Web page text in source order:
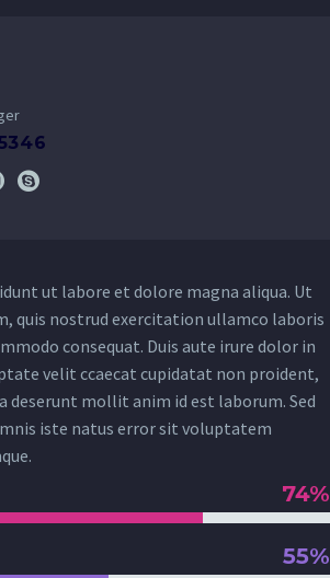
ut labore et dolore magna aliqua. Ut
quis nostrud exercitation ullamco laboris
consequat. Duis aute irure dolor in
velit ccaecat cupidatat non proident,
deserunt mollit anim id est laborum. Sed
iste natus error sit voluptatem
74%
55%